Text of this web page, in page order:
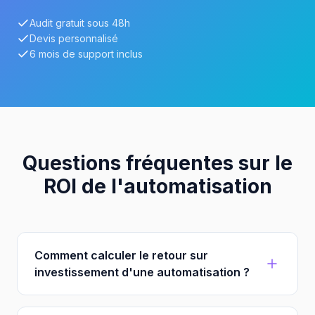
Audit gratuit sous 48h
Devis personnalisé
6 mois de support inclus
Questions fréquentes sur le
ROI de l'automatisation
Comment calculer le retour sur
investissement d'une automatisation ?
Le ROI d'une automatisation se calcule en divisant